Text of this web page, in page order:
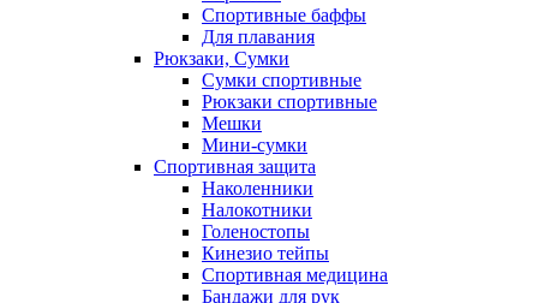
Спортивные баффы
Для плавания
Рюкзаки, Сумки
Сумки спортивные
Рюкзаки спортивные
Мешки
Мини-сумки
Спортивная защита
Наколенники
Налокотники
Голеностопы
Кинезио тейпы
Спортивная медицина
Бандажи для рук